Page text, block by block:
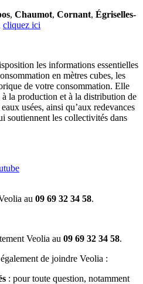
, Chaumot, Cornant, Égriselles-
cliquez ici
les informations essentielles
en mètres cubes, les
de votre consommation. Elle
la production et à la distribution de
usées, ainsi qu’aux redevances
soutiennent les collectivités dans
au 09 69 32 34 58.
Veolia au 09 69 32 34 58.
de joindre Veolia :
: pour toute question, notamment